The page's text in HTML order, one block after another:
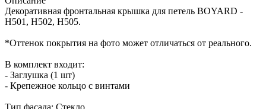
Декоративная фронтальная крышка для петель BOYARD -
H501, H502, H505.
*Оттенок покрытия на фото может отличаться от реального.
В комплект входит:
- Заглушка (1 шт)
- Крепежное кольцо с винтами
Тип фасада: Стекло